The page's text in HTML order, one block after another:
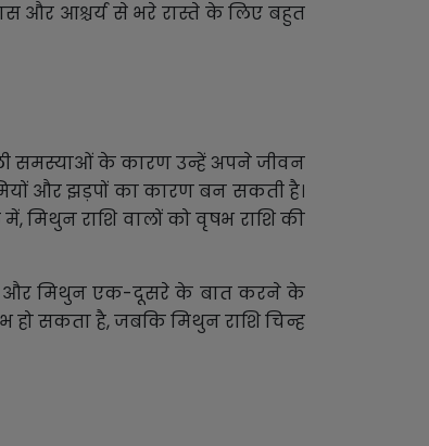
और आश्चर्य से भरे रास्ते के लिए बहुत
समस्याओं के कारण उन्हें अपने जीवन
और झड़पों का कारण बन सकती है।
मिथुन राशि वालों को वृषभ राशि की
और मिथुन एक-दूसरे के बात करने के
सकता है, जबकि मिथुन राशि चिन्ह